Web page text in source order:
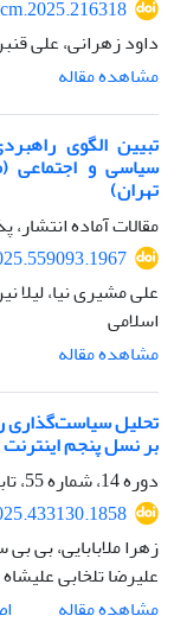
داود زهرانی، علی
مشاهده مقاله
تبیین الگوی
سیاسی و اجتماعی
تهران)
مقالات آماده انتشار،
علی مشیری نیا،
اسلامی
مشاهده مقاله
تحلیل سیاست‌گذاری
بر نسل پنجم اینترنت
دوره 14، شماره 55، تابستان 1404، صفحه
زهرا ملابابایی، بی
علیرضا تلخابی علیشاه
مشاهده مقاله